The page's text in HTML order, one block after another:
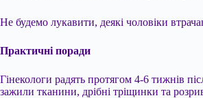
Не будемо лукавити, деякі чоловіки
Практичні поради
Гінекологи радять протягом 4-6 тижнів
зажили тканини, дрібні тріщинки та